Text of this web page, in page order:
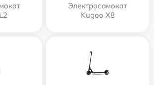
Электросамокат
Kugoo X8